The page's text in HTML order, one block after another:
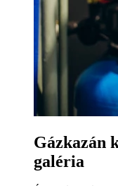
Gázkazán
galéria